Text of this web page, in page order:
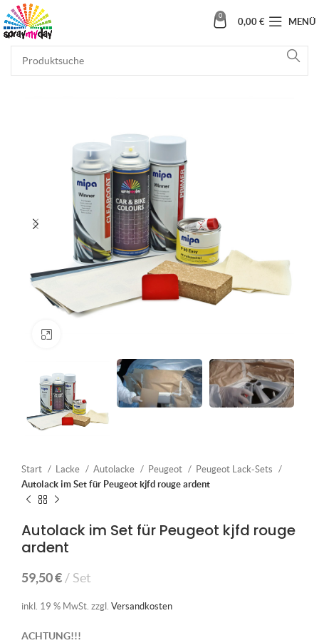
0
0,00 € MENÜ
Start Lacke Autolacke Peugeot
Peugeot Lack-Sets
Autolack im Set für Peugeot kjfd rouge ardent
Autolack im Set für Peugeot kjfd rouge
ardent
59,50€ Set
inkl. 19 % MwSt. zzgl. Versandkosten
ACHTUNG!!!